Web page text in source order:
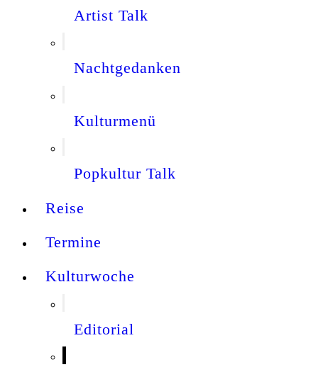
Artist Talk
Nachtgedanken
Kulturmenü
Popkultur Talk
Reise
Termine
Kulturwoche
Editorial